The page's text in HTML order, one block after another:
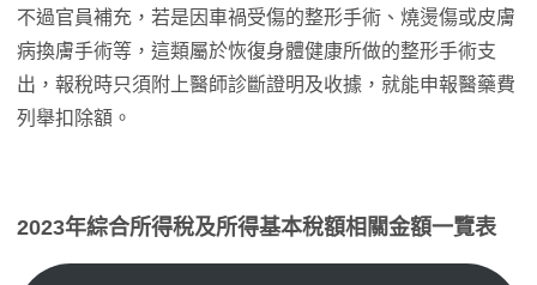
不過官員補充，若是因車禍受傷的整形手術、燒燙傷或皮膚
病換膚手術等，這類屬於恢復身體健康所做的整形手術支
出，報稅時只須附上醫師診斷證明及收據，就能申報醫藥費
列舉扣除額。
2023年綜合所得稅及所得基本稅額相關金額一覽表